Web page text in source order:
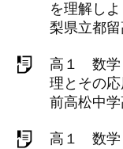
を理解し
梨県立都
高１ 数学
理とその
前高松中
高１ 数学